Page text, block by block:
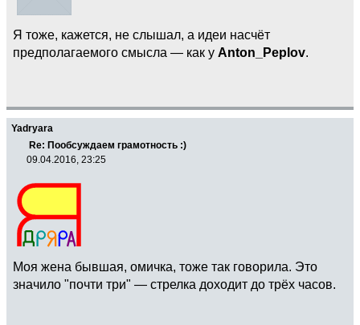
Я тоже, кажется, не слышал, а идеи насчёт
предполагаемого смысла — как у Anton_Peplov.
Yadryara
Re: Пообсуждаем грамотность :)
09.04.2016, 23:25
Моя жена бывшая, омичка, тоже так говорила. Это
значило "почти три" — стрелка доходит до трёх часов.